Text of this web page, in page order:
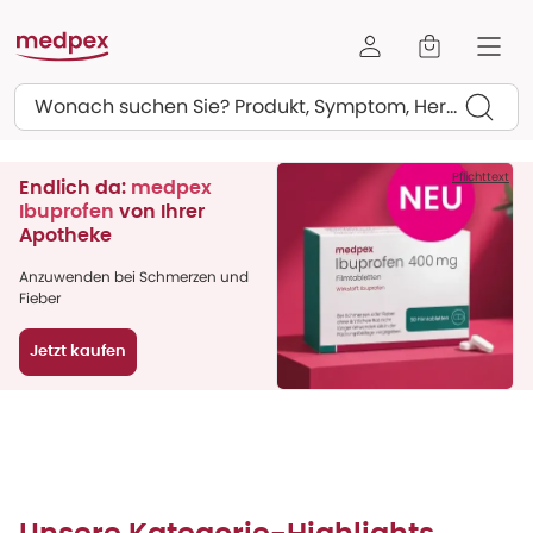
Suchen
Endlich da: medpex
Ibuprofen von Ihrer
Apotheke
Anzuwenden bei Schmerzen und
Fieber
Jetzt kaufen
Pflichttext